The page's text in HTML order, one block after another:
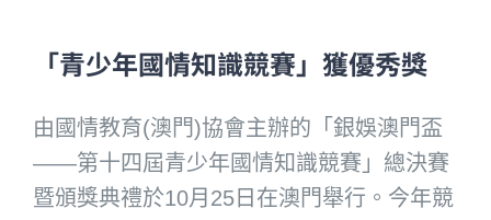
「青少年國情知識競賽」獲優秀獎
由國情教育(澳門)協會主辦的「銀娛澳門盃
——第十四屆青少年國情知識競賽」總決賽
暨頒獎典禮於10月25日在澳門舉行。今年競